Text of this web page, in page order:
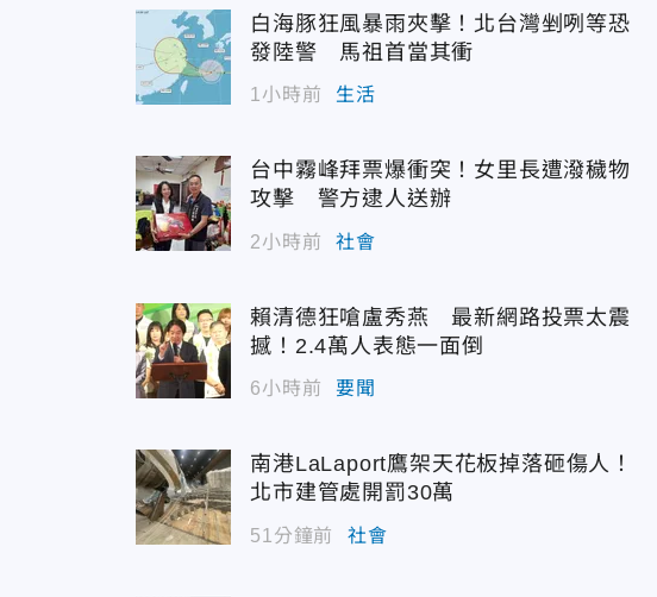
白海豚狂風暴雨夾擊！北台灣剉咧等恐
發陸警 馬祖首當其衝
1小時前 生活
台中霧峰拜票爆衝突！女里長遭潑穢物
攻擊 警方逮人送辦
2小時前 社會
賴清德狂嗆盧秀燕 最新網路投票太震
撼！2.4萬人表態一面倒
6小時前 要聞
南港LaLaport鷹架天花板掉落砸傷人！
北市建管處開罰30萬
51分鐘前 社會